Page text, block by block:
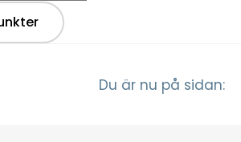
Du är nu på sidan: